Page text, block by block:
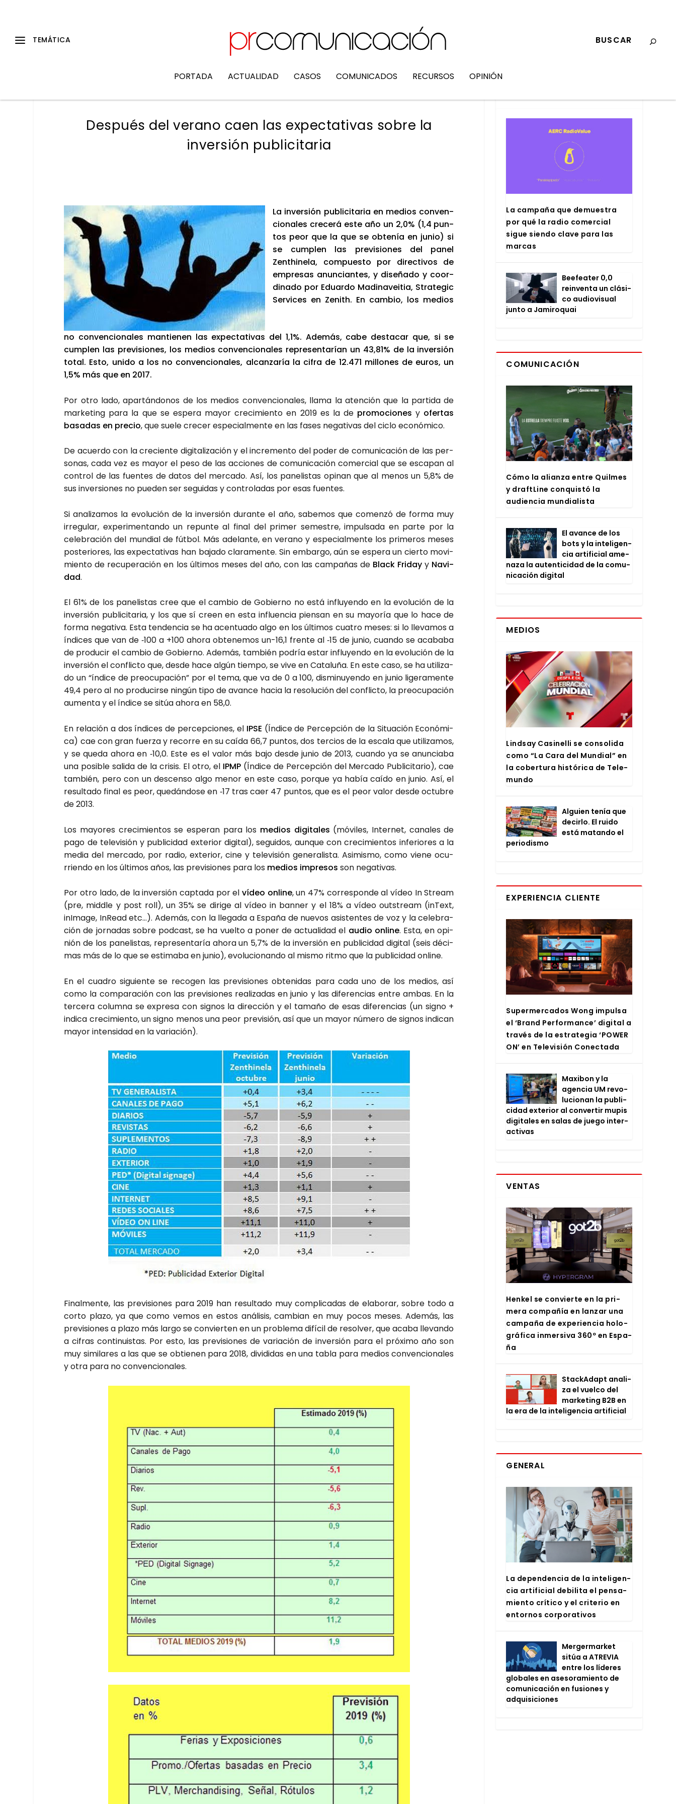
PORTADA ACTUALIDAD CASOS COMUNICADOS RECURSOS OPINIÓN
Después del verano caen las expectativas sobre la
inversión publicitaria
La inver­sión publi­ci­ta­ria en medios con­ven­
cio­na­les cre­ce­rá este año un 2,0% (1,4 pun­
tos peor que la que se obte­nía en junio) si
se cum­plen las pre­vi­sio­nes del panel
Zenthi­ne­la, com­pues­to por direc­ti­vos de
empre­sas anun­cian­tes, y dise­ña­do y coor­
di­na­do por Eduar­do Madi­na­vei­tia, Stra­te­gic
Ser­vi­ces en Zenith. En cam­bio, los medios
no con­ven­cio­na­les man­tie­nen las expec­ta­ti­vas del 1,1%. Ade­más, cabe des­ta­car que, si se
cum­plen las pre­vi­sio­nes, los medios con­ven­cio­na­les repre­sen­ta­rían un 43,81% de la inver­sión
total. Esto, uni­do a los no con­ven­cio­na­les, alcan­za­ría la cifra de 12.471 millo­nes de euros, un
1,5% más que en 2017.
Por otro lado, apar­tán­do­nos de los medios con­ven­cio­na­les, lla­ma la aten­ción que la par­ti­da de
mar­ke­ting para la que se espe­ra mayor cre­ci­mien­to en 2019 es la de pro­mo­cio­nes y ofer­tas
basa­das en pre­cio, que sue­le cre­cer espe­cial­men­te en las fases nega­ti­vas del ciclo eco­nó­mi­co.
De acuer­do con la cre­cien­te digi­ta­li­za­ción y el incre­men­to del poder de comu­ni­ca­ción de las per­
so­nas, cada vez es mayor el peso de las accio­nes de comu­ni­ca­ción comer­cial que se esca­pan al
con­trol de las fuen­tes de datos del mer­ca­do. Así, los pane­lis­tas opi­nan que al menos un 5,8% de
sus inver­sio­nes no pue­den ser segui­das y con­tro­la­das por esas fuen­tes.
Si ana­li­za­mos la evo­lu­ción de la inver­sión duran­te el año, sabe­mos que comen­zó de for­ma muy
irre­gu­lar, expe­ri­men­tan­do un repun­te al final del pri­mer semes­tre, impul­sa­da en par­te por la
cele­bra­ción del mun­dial de fút­bol. Más ade­lan­te, en verano y espe­cial­men­te los pri­me­ros meses
pos­te­rio­res, las expec­ta­ti­vas han baja­do cla­ra­men­te. Sin embar­go, aún se espe­ra un cier­to movi­
mien­to de recu­pe­ra­ción en los últi­mos meses del año, con las cam­pa­ñas de Black Fri­day y Navi­
dad.
El 61% de los pane­lis­tas cree que el cam­bio de Gobierno no está influ­yen­do en la evo­lu­ción de la
inver­sión publi­ci­ta­ria, y los que sí creen en esta influen­cia pien­san en su mayo­ría que lo hace de
for­ma nega­ti­va. Esta ten­den­cia se ha acen­tua­do algo en los últi­mos cua­tro meses: si lo lle­va­mos a
índi­ces que van de ‑100 a +100 aho­ra obte­ne­mos un-16,1 fren­te al ‑15 de junio, cuan­do se aca­ba­ba
de pro­du­cir el cam­bio de Gobierno. Ade­más, tam­bién podría estar influ­yen­do en la evo­lu­ción de la
inver­sión el con­flic­to que, des­de hace algún tiem­po, se vive en Cata­lu­ña. En este caso, se ha uti­li­za­
do un “índi­ce de preo­cu­pa­ción” por el tema, que va de 0 a 100, dis­mi­nu­yen­do en junio lige­ra­men­te
49,4 pero al no pro­du­cir­se nin­gún tipo de avan­ce hacia la reso­lu­ción del con­flic­to, la preo­cu­pa­ción
aumen­ta y el índi­ce se sitúa aho­ra en 58,0.
En rela­ción a dos índi­ces de per­cep­cio­nes, el IPSE (Índi­ce de Per­cep­ción de la Situa­ción Eco­nó­mi­
ca) cae con gran fuer­za y reco­rre en su caí­da 66,7 pun­tos, dos ter­cios de la esca­la que uti­li­za­mos,
y se que­da aho­ra en ‑10,0. Este es el valor más bajo des­de junio de 2013, cuan­do ya se anun­cia­ba
una posi­ble sali­da de la cri­sis. El otro, el IPMP(Índi­ce de Per­cep­ción del Mer­ca­do Publi­ci­ta­rio), cae
tam­bién, pero con un des­cen­so algo menor en este caso, por­que ya había caí­do en junio. Así, el
resul­ta­do final es peor, que­dán­do­se en ‑17 tras caer 47 pun­tos, que es el peor valor des­de octu­bre
de 2013.
Los mayo­res cre­ci­mien­tos se espe­ran para los medios digi­ta­les (móvi­les, Inter­net, cana­les de
pago de tele­vi­sión y publi­ci­dad exte­rior digi­tal), segui­dos, aun­que con cre­ci­mien­tos infe­rio­res a la
media del mer­ca­do, por radio, exte­rior, cine y tele­vi­sión gene­ra­lis­ta. Asi­mis­mo, como vie­ne ocu­
rrien­do en los últi­mos años, las pre­vi­sio­nes para los medios impre­sos son nega­ti­vas.
Por otro lado, de la inver­sión cap­ta­da por elvídeo onli­ne, un 47% corres­pon­de al vídeo In Stream
(pre, midd­le y post roll), un 35% se diri­ge al vídeo in ban­ner y el 18% a vídeo outs­tream (inText,
inIma­ge, InRead etc…). Ade­más, con la lle­ga­da a Espa­ña de nue­vos asis­ten­tes de voz y la cele­bra­
ción de jor­na­das sobre pod­cast, se ha vuel­to a poner de actua­li­dad el audio onli­ne. Esta, en opi­
nión de los pane­lis­tas, repre­sen­ta­ría aho­ra un 5,7% de la inver­sión en publi­ci­dad digi­tal (seis déci­
mas más de lo que se esti­ma­ba en junio), evo­lu­cio­nan­do al mis­mo rit­mo que la publi­ci­dad onli­ne.
En el cua­dro siguien­te se reco­gen las pre­vi­sio­nes obte­ni­das para cada uno de los medios, así
como la com­pa­ra­ción con las pre­vi­sio­nes rea­li­za­das en junio y las dife­ren­cias entre ambas. En la
ter­ce­ra colum­na se expre­sa con sig­nos la direc­ción y el tama­ño de esas dife­ren­cias (un signo +
indi­ca cre­ci­mien­to, un signo menos una peor pre­vi­sión, así que un mayor núme­ro de sig­nos indi­can
mayor inten­si­dad en la varia­ción).
Final­men­te, las pre­vi­sio­nes para 2019 han resul­ta­do muy com­pli­ca­das de ela­bo­rar, sobre todo a
cor­to pla­zo, ya que como vemos en estos aná­li­sis, cam­bian en muy pocos meses. Ade­más, las
pre­vi­sio­nes a pla­zo más lar­go se con­vier­ten en un pro­ble­ma difí­cil de resol­ver, que aca­ba lle­van­do
a cifras con­ti­nuis­tas. Por esto, las pre­vi­sio­nes de varia­ción de inver­sión para el pró­xi­mo año son
muy simi­la­res a las que se obtie­nen para 2018, divi­di­das en una tabla para medios con­ven­cio­na­les
y otra para no con­ven­cio­na­les.
MARKETING
La cam­pa­ña que demues­tra
por qué la radio comer­cial
sigue sien­do cla­ve para las
mar­cas
Bee­fea­ter 0,0
rein­ven­ta un clá­si­
co audio­vi­sual
jun­to a Jami­ro­quai
COMUNICACIÓN
Cómo la alian­za entre Quil­mes
y draftLi­ne con­quis­tó la
audien­cia mun­dia­lis­ta
El avan­ce de los
bots y la inte­li­gen­
cia arti­fi­cial ame­
na­za la auten­ti­ci­dad de la comu­
ni­ca­ción digi­tal
MEDIOS
Lind­say Casi­ne­lli se con­so­li­da
como “La Cara del Mun­dial” en
la cober­tu­ra his­tó­ri­ca de Tele­
mun­do
Alguien tenía que
decir­lo. El rui­do
está matan­do el
perio­dis­mo
EXPERIENCIA CLIENTE
Super­mer­ca­dos Wong impul­sa
el ‘Brand Per­for­man­ce’ digi­tal a
tra­vés de la estra­te­gia ‘POWER
ON’ en Tele­vi­sión Conec­ta­da
Maxi­bon y la
agen­cia UM revo­
lu­cio­nan la publi­
ci­dad exte­rior al con­ver­tir mupis
digi­ta­les en salas de jue­go inter­
ac­ti­vas
VENTAS
Hen­kel se con­vier­te en la pri­
me­ra com­pa­ñía en lan­zar una
cam­pa­ña de expe­rien­cia holo­
grá­fi­ca inmer­si­va 360º en Espa­
ña
Stac­kA­dapt ana­li­
za el vuel­co del
mar­ke­ting B2B en
la era de la inte­li­gen­cia arti­fi­cial
GENERAL
La depen­den­cia de la inte­li­gen­
cia arti­fi­cial debi­li­ta el pen­sa­
mien­to crí­ti­co y el cri­te­rio en
entor­nos cor­po­ra­ti­vos
Mer­ger­mar­ket
sitúa a ATRE­VIA
entre los líde­res
glo­ba­les en ase­so­ra­mien­to de
comu­ni­ca­ción en fusio­nes y
adqui­si­cio­nes